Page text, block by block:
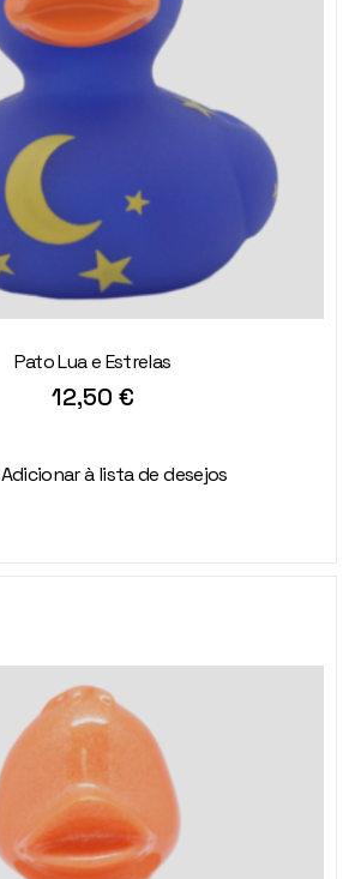
Pato Lua e Estrelas
12,50 €
Adicionar à lista de desejos